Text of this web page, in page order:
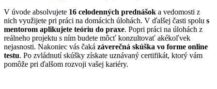
V úvode absolvujete 16 celodenných prednášok a vedomosti z
nich využijete pri práci na domácich úlohách. V ďalšej časti spolu s
mentorom aplikujete teóriu do praxe. Popri práci na úlohách z
reálneho projektu s ním budete môcť konzultovať akékoľvek
nejasnosti. Nakoniec vás čaká záverečná skúška vo forme online
testu. Po zvládnutí skúšky získate uznávaný certifikát, ktorý vám
pomôže pri ďalšom rozvoji vašej kariéry.